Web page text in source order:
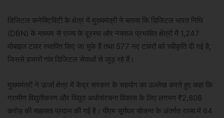
डिजिटल कनेक्टिविटी के क्षेत्र में मुख्यमंत्री ने बताया कि डिजिटल भारत निधि
(DBN) के माध्यम से राज्य के दूरस्थ और नक्सल प्रभावित क्षेत्रों में 1,247
मोबाइल टावर स्थापित किए जा चुके हैं तथा 577 नए टावरों को स्वीकृति दी गई है,
जिससे हजारों गांव डिजिटल सेवाओं से जुड़ रहे हैं।
मुख्यमंत्री ने ऊर्जा क्षेत्र में केंद्र सरकार के सहयोग का उल्लेख करते हुए कहा कि
ग्रामीण विद्युतीकरण और विद्युत अधोसंरचना विकास के लिए लगभग ₹2,808
करोड़ की सहायता प्रदान की गई है। पीएम सूर्यघर योजना के अंतर्गत राज्य में 64